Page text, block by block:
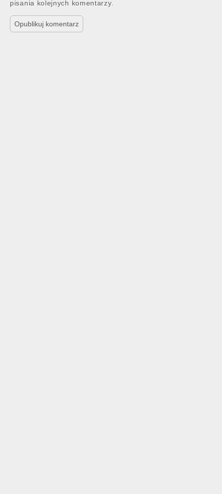
pisania kolejnych komentarzy.